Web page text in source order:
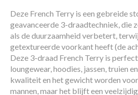
Deze French Terry is een gebreide
geavanceerde 3-draadtechniek, die
als de duurzaamheid verbetert,
getextureerde voorkant heeft (de
Deze 3-draad French Terry is
loungewear, hoodies, jassen, truien
kwaliteit en het gewicht worden
mannen, maar het blijft een